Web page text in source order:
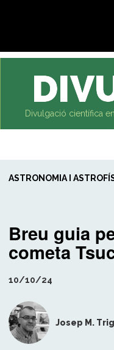
Divulgació científica
ASTRONOMIA I
Breu guia
cometa
10/10/24
Josep M.